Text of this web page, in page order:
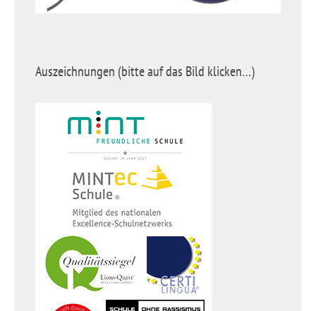
Auszeichnungen (bitte auf das Bild klicken…)